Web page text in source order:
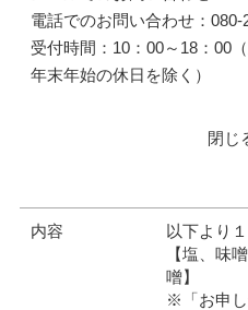
電話でのお問い合わせ：080-
受付時間：10：00～18：00
年末年始の休日を除く）
閉じ
内容
以下より
【塩、味
噌】
※「お申